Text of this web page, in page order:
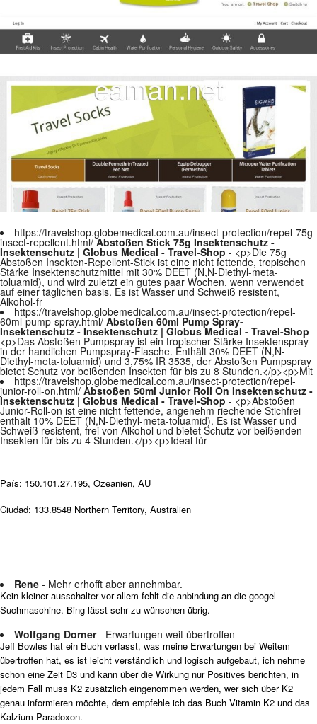
https://travelshop.globemedical.com.au/insect-protection/repel-75g-
insect-repellent.html/Abstoßen Stick 75g Insektenschutz -
Insektenschutz | Globus Medical - Travel-Shop - <p>Die 75g
Abstoßen Insekten-Repellent-Stick ist eine nicht fettende, tropischen
Stärke Insektenschutzmittel mit 30% DEET (N,N-Diethyl-meta-
toluamid), und wird zuletzt ein gutes paar Wochen, wenn verwendet
auf einer täglichen basis. Es ist Wasser und Schweiß resistent,
Alkohol-fr
https://travelshop.globemedical.com.au/insect-protection/repel-
60ml-pump-spray.html/ Abstoßen 60ml Pump Spray-
Insektenschutz - Insektenschutz | Globus Medical - Travel-Shop -
<p>Das Abstoßen Pumpspray ist ein tropischer Stärke Insektenspray
in der handlichen Pumpspray-Flasche. Enthält 30% DEET (N,N-
Diethyl-meta-toluamid) und 3,75% IR 3535, der Abstoßen Pumpspray
bietet Schutz vor beißenden Insekten für bis zu 8 Stunden.</p><p>Mit
https://travelshop.globemedical.com.au/insect-protection/repel-
junior-roll-on.html/ Abstoßen 50ml Junior Roll On Insektenschutz -
Insektenschutz | Globus Medical - Travel-Shop - <p>Abstoßen
Junior-Roll-on ist eine nicht fettende, angenehm riechende Stichfrei
enthält 10% DEET (N,N-Diethyl-meta-toluamid). Es ist Wasser und
Schweiß resistent, frei von Alkohol und bietet Schutz vor beißenden
Insekten für bis zu 4 Stunden.</p><p>Ideal für
País: 150.101.27.195, Ozeanien, AU
Ciudad: 133.8548 Northern Territory, Australien
Rene - Mehr erhofft aber annehmbar.
Kein kleiner ausschalter vor allem fehlt die anbindung an die googel
Suchmaschine. Bing lässt sehr zu wünschen übrig.
Wolfgang Dorner- Erwartungen weit übertroffen
Jeff Bowles hat ein Buch verfasst, was meine Erwartungen bei Weitem
übertroffen hat, es ist leicht verständlich und logisch aufgebaut, ich nehme
schon eine Zeit D3 und kann über die Wirkung nur Positives berichten, in
jedem Fall muss K2 zusätzlich eingenommen werden, wer sich über K2
genau informieren möchte, dem empfehle ich das Buch Vitamin K2 und das
Kalzium Paradoxon.